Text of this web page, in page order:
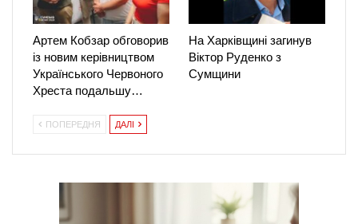
Артем Кобзар обговорив
із новим керівництвом
Українського Червоного
Хреста подальшу…
На Харківщині загинув
Віктор Руденко з
Сумщини
ПОПЕРЕДНЯ ДАЛІ